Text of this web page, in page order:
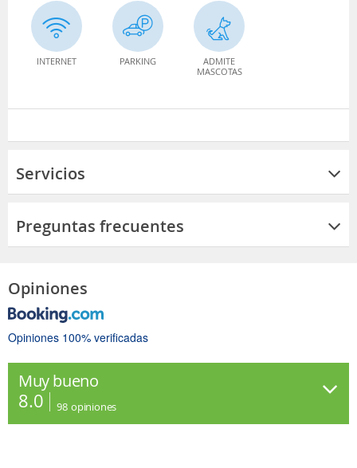
INTERNET PARKING
ADMITE
MASCOTAS
Servicios
Preguntas frecuentes
Opiniones
Opiniones 100% verificadas
Muy bueno
8.0 98 opiniones